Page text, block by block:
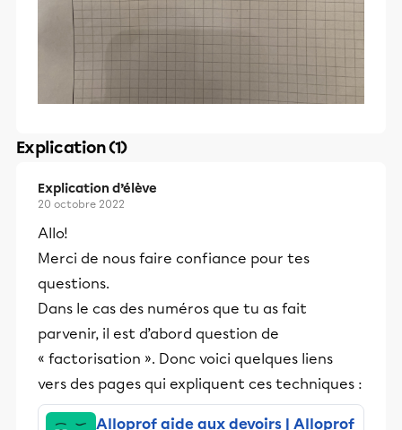
Explication (1)
Explication d’élève
20 octobre 2022
Allo!
Merci de nous faire confiance pour tes
questions.
Dans le cas des numéros que tu as fait
parvenir, il est d’abord question de
« factorisation ». Donc voici quelques liens
vers des pages qui expliquent ces techniques :
Alloprof aide aux devoirs | Alloprof